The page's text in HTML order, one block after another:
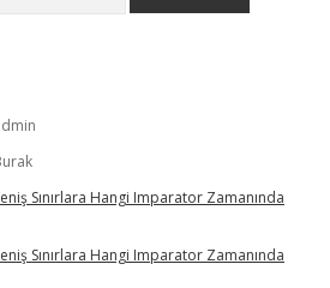
Sınırlara Hangi Imparator Zamanında
Sınırlara Hangi Imparator Zamanında